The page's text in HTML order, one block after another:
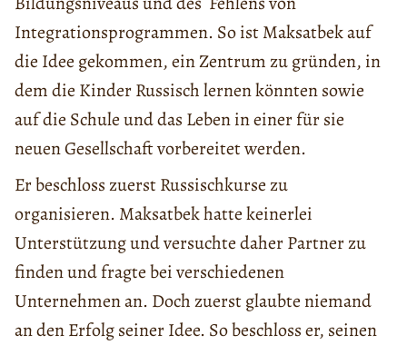
Integrationsprogrammen. So ist Maksatbek auf
die Idee gekommen, ein Zentrum zu gründen, in
dem die Kinder Russisch lernen könnten sowie
auf die Schule und das Leben in einer für sie
neuen Gesellschaft vorbereitet werden.
Er beschloss zuerst Russischkurse zu
organisieren. Maksatbek hatte keinerlei
Unterstützung und versuchte daher Partner zu
finden und fragte bei verschiedenen
Unternehmen an. Doch zuerst glaubte niemand
an den Erfolg seiner Idee. So beschloss er, seinen